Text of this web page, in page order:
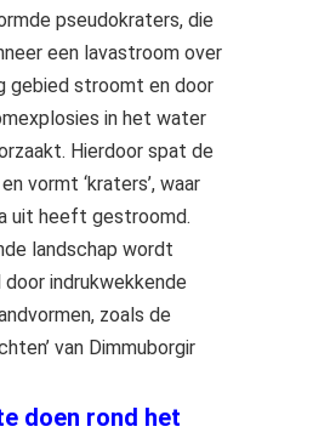
pseudokraters, die
een lavastroom over
gebied stroomt en door
in het water
Hierdoor spat de
vormt ‘kraters’, waar
uit heeft gestroomd.
landschap wordt
indrukwekkende
zoals de
van Dimmuborgir
doen rond het